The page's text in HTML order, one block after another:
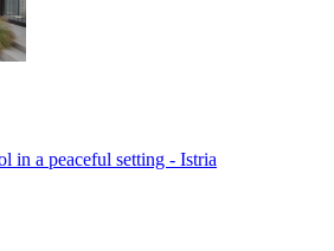
in a peaceful setting - Istria